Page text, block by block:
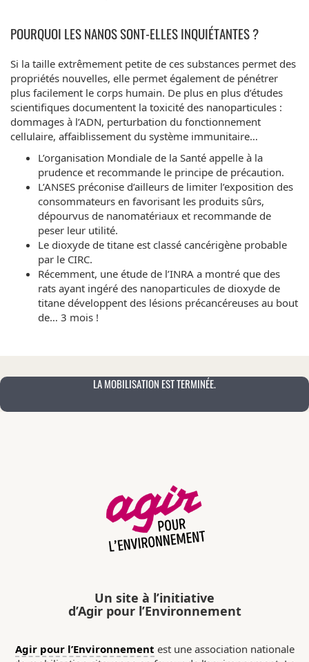
POURQUOI LES NANOS SONT-ELLES INQUIÉTANTES ?
Si la taille extrêmement petite de ces substances permet des
propriétés nouvelles, elle permet également de pénétrer
plus facilement le corps humain. De plus en plus d’études
scientifiques documentent la toxicité des nanoparticules :
dommages à l’ADN, perturbation du fonctionnement
cellulaire, affaiblissement du système immunitaire…
L’organisation Mondiale de la Santé appelle à la
prudence et recommande le principe de précaution.
L’ANSES préconise d’ailleurs de limiter l’exposition des
consommateurs en favorisant les produits sûrs,
dépourvus de nanomatériaux et recommande de
peser leur utilité.
Le dioxyde de titane est classé cancérigène probable
par le CIRC.
Récemment, une étude de l’INRA a montré que des
rats ayant ingéré des nanoparticules de dioxyde de
titane développent des lésions précancéreuses au bout
de… 3 mois !
LA MOBILISATION EST TERMINÉE.
Un site à l’initiative
d’Agir pour l’Environnement
Agir pour l’Environnement est une association nationale